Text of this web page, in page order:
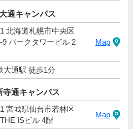
通キャンパス
北海道札幌市中央区
9 パークタワービル 2
Map
大通駅 徒歩1分
寺通キャンパス
宮城県仙台市若林区
ISビル 4階
Map